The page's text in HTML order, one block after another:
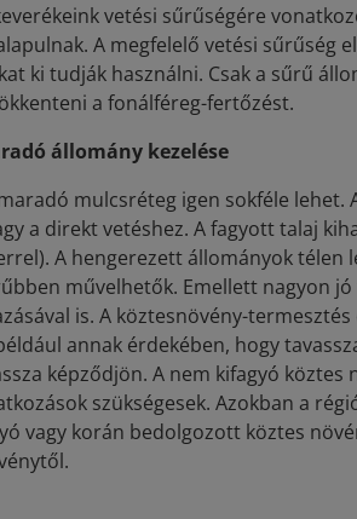
vetési sűrűségére
A megfelelő vetési sűrűség
ki tudják használni. Csak a sűrű
a fonálféreg-fertőzést.
állomány kezelése
mulcsréteg igen sokféle
a direkt vetéshez. A fagyott talaj
A hengerezett állományok télen
művelhetők. Emellett nagyon
is. A köztesnövény-
annak érdekében, hogy
képződjön. A nem kifagyó köztes
szükségesek. Azokban a
vagy korán bedolgozott köztes